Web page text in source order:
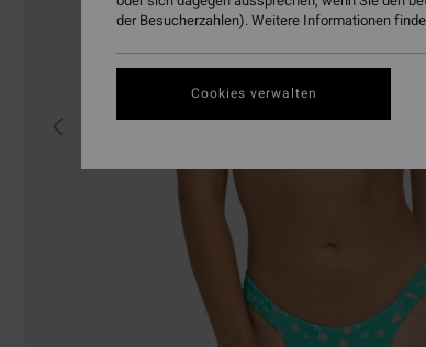
der Besucherzahlen). Weitere Informationen
Cookies verwalten